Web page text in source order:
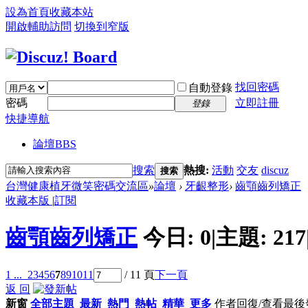
設為首頁收藏本站
開啟輔助訪問 切換到窄版
自動登錄 找回密碼
密碼
登錄
立即註冊
快捷導航
論壇BBS
搜索 搜索 熱搜: 活動 交友 discuz
台灣健康植牙微笑密碼交流區»論壇 › 牙齦整形› 齒顎齒列矯正
收藏本版 |訂閱
齒顎齒列矯正 今日: 0|主題: 217
1 ... 234567891011 / 11 頁下一頁
返 回
新窗 全部主題 最新 熱門 熱帖 精華 更多 作者回復/查看最後